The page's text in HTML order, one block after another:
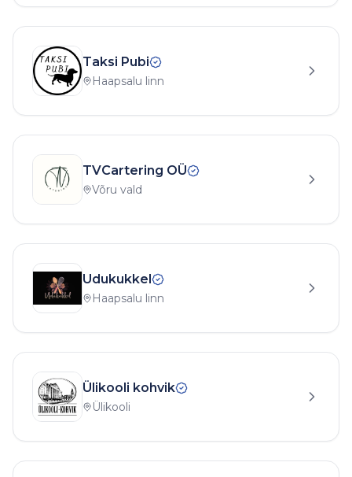
Taksi Pubi
Haapsalu linn
TVCartering OÜ
Võru vald
Udukukkel
Haapsalu linn
Ülikooli kohvik
Ülikooli